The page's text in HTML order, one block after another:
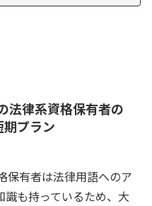
法律系資格保有者の
期プラン
保有者は法律用語へのア
も持っているため、大